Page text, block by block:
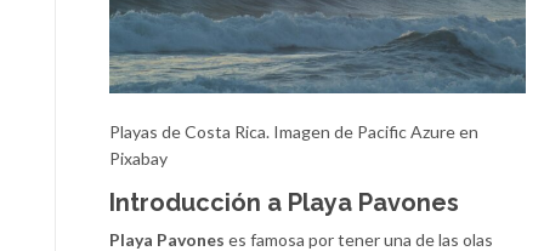
Playas de Costa Rica. Imagen de Pacific Azure en
Pixabay
Introducción a Playa Pavones
Playa Pavones es famosa por tener una de las olas